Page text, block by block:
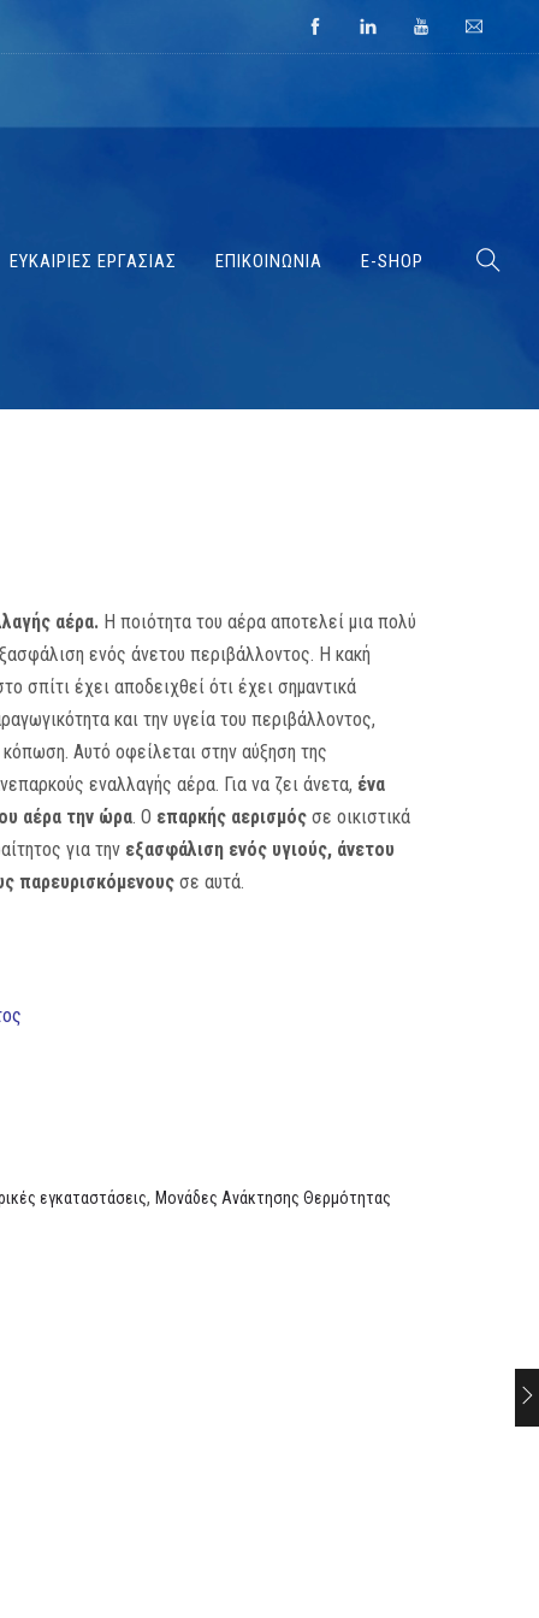
ΕΥΚΑΙΡΙΕΣ ΕΡΓΑΣΙΑΣ ΕΠΙΚΟΙΝΩΝΙΑ E-SHOP
αέρα. Η ποιότητα του αέρα αποτελεί μια πολύ
ενός άνετου περιβάλλοντος. Η κακή
σπίτι έχει αποδειχθεί ότι έχει σημαντικά
και την υγεία του περιβάλλοντος,
Αυτό οφείλεται στην αύξηση της
εναλλαγής αέρα. Για να ζει άνετα, ένα
αέρα την ώρα. Ο επαρκής αερισμόςσε οικιστικά
για την εξασφάλιση ενός υγιούς, άνετου
παρευρισκόμενουςσε αυτά.
εγκαταστάσεις, Μονάδες Ανάκτησης Θερμότητας